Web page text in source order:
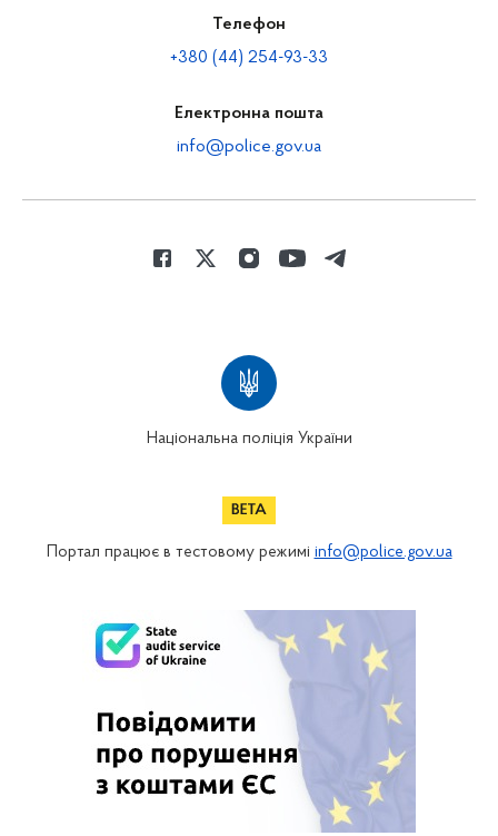
Телефон
+380 (44) 254-93-33
Електронна пошта
info@police.gov.ua
Національна поліція України
Портал працює в тестовому режимі info@police.gov.ua